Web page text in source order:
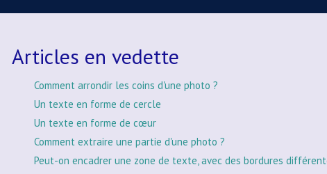
Articles en vedette
Comment arrondir les coins d'une photo ?
Un texte en forme de cercle
Un texte en forme de cœur
Comment extraire une partie d'une photo ?
Peut-on encadrer une zone de texte, avec des bordures